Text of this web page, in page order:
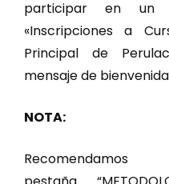
participar en un
«Inscripciones a
Principal de
mensaje de
NOTA: